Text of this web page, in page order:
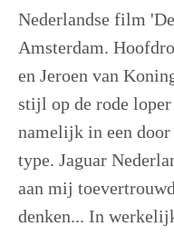
Nederlandse film
Amsterdam.
en Jeroen van
stijl op de rode
namelijk in een
type. Jaguar
aan mij
denken... In